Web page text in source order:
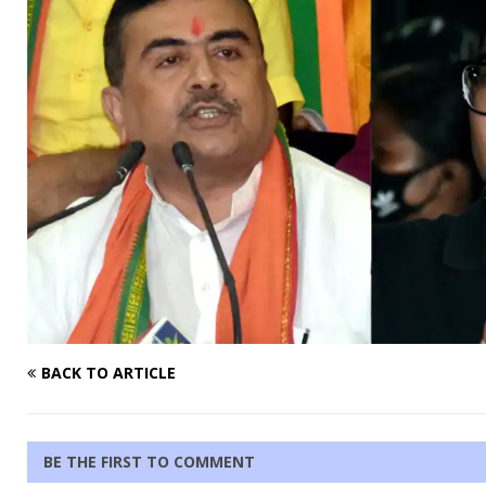
BACK TO ARTICLE
BE THE FIRST TO COMMENT